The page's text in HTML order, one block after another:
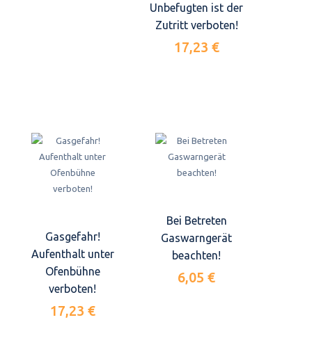
Unbefugten ist der
Zutritt verboten!
17,23 €
Gasgefahr!
Aufenthalt unter
Ofenbühne
verboten!
17,23 €
Bei Betreten
Gaswarngerät
beachten!
6,05 €